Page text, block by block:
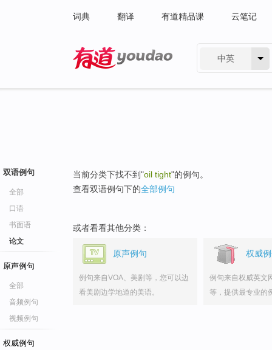
词典 翻译 有道精品课 云笔记
中英
双语例句
全部
口语
书面语
论文
原声例句
全部
音频例句
视频例句
权威例句
当前分类下找不到"oil tight"的例句。
查看双语例句下的全部例句
或者看看其他分类：
原声例句
例句来自VOA、美剧等，您可以边
看美剧边学地道的美语。
权威
例句来自权威英文
等，提供最专业的